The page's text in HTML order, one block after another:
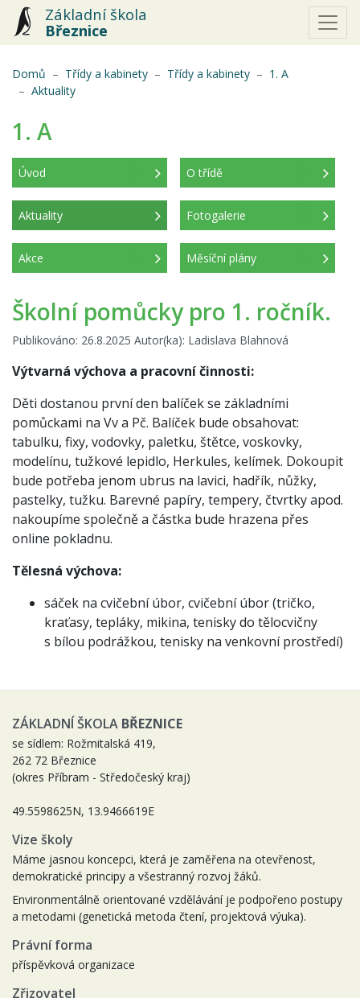
Základní škola
Březnice
Domů Třídy a kabinety Třídy a kabinety
1. A
Aktuality(aktuální)
1. A
Úvod O třídě
Aktuality
(aktuální)
Fotogalerie
Akce Měsíční plány
Školní pomůcky pro 1. ročník.
Publikováno: 26.8.2025 Autor(ka): Ladislava Blahnová
Výtvarná výchova a pracovní činnosti:
Děti dostanou první den balíček se základními
pomůckami na Vv a Pč. Balíček bude obsahovat:
tabulku, fixy, vodovky, paletku, štětce, voskovky,
modelínu, tužkové lepidlo, Herkules, kelímek. Dokoupit
bude potřeba jenom ubrus na lavici, hadřík, nůžky,
pastelky, tužku. Barevné papíry, tempery, čtvrtky apod.
nakoupíme společně a částka bude hrazena přes
online pokladnu.
Tělesná výchova:
sáček na cvičební úbor, cvičební úbor (tričko,
kraťasy, tepláky, mikina, tenisky do tělocvičny
s bílou podrážkou, tenisky na venkovní prostředí)
ZÁKLADNÍ ŠKOLA BŘEZNICE
se sídlem: Rožmitalská 419,
262 72 Březnice
(okres Příbram - Středočeský kraj)
49.5598625N, 13.9466619E
Vize školy
Máme jasnou koncepci, která je zaměřena na otevřenost,
demokratické principy a všestranný rozvoj žáků.
Environmentálně orientované vzdělávání je podpořeno postupy
a metodami (genetická metoda čtení, projektová výuka).
Právní forma
příspěvková organizace
Zřizovatel